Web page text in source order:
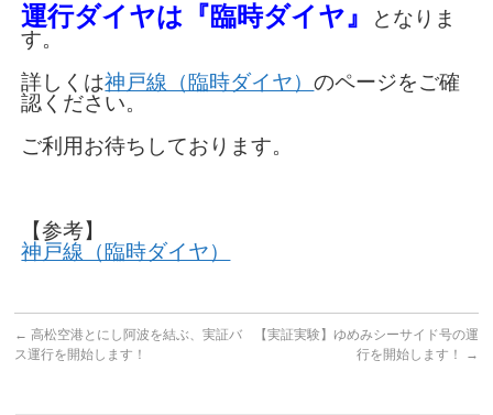
運行ダイヤは『臨時ダイヤ』
となりま
す。
詳しくは神戸線（臨時ダイヤ）のページをご確
認ください。
ご利用お待ちしております。
【参考】
神戸線（臨時ダイヤ）
← 高松空港とにし阿波を結ぶ、実証バ
ス運行を開始します！
【実証実験】ゆめみシーサイド号の運
行を開始します！
→